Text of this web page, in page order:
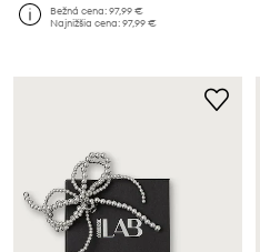
Bežná cena:97,99 €
Najnižšia cena:97,99 €